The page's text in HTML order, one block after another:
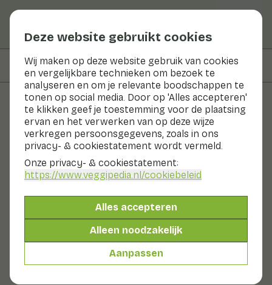
Deze website gebruikt cookies
Wij maken op deze website gebruik van cookies
en vergelijkbare technieken om bezoek te
analyseren en om je relevante boodschappen te
tonen op social media. Door op 'Alles accepteren'
te klikken geef je toestemming voor de plaatsing
ervan en het verwerken van op deze wijze
verkregen persoonsgegevens, zoals in ons
privacy- & cookiestatement wordt vermeld.
Onze privacy- & cookiestatement:
https://www.veggipedia.nl/cookiebeleid
Alles accepteren
Alleen noodzakelijk
Aanpassen
Op deze pagina Bereiden & bewaren
Groenten en fruit
Puntarelle
Nu in seizoen Groenten Koelkast
witlof en radicchio. De krop is vrij groot. Puntarelle
heeft witte stengels en langwerpige, dunne bladeren.
De scheuten hebben een nootachtige, aangenaam
bittere smaak. De smaak zit tussen witlof, andijvie en
venkel in.